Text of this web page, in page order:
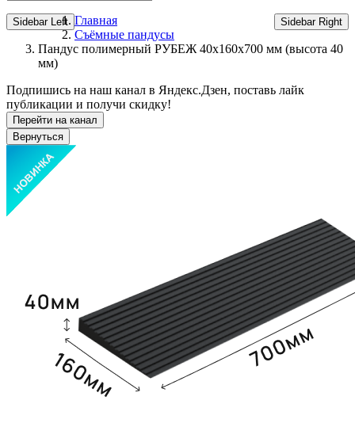
Sidebar Left Sidebar Right
Главная
Съёмные пандусы
Пандус полимерный РУБЕЖ 40х160х700 мм (высота 40
мм)
Подпишись на наш канал в Яндекс.Дзен, поставь лайк
публикации и получи скидку!